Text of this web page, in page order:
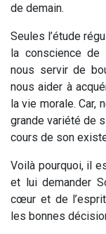
de demain.
Seules l’étude
la conscience de
nous servir de
nous aider à
la vie morale. Car,
grande variété de
cours de son
Voilà pourquoi, il
et lui demander
cœur et de
les bonnes